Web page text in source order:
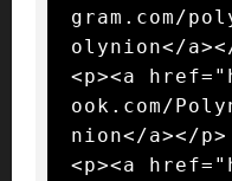
gram.com/
olynion</
<p><a
ook.com/
nion</a></p>
<p><a